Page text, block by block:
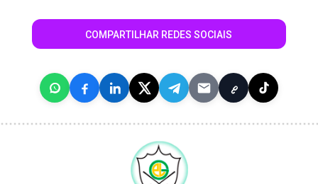
COMPARTILHAR REDES SOCIAIS